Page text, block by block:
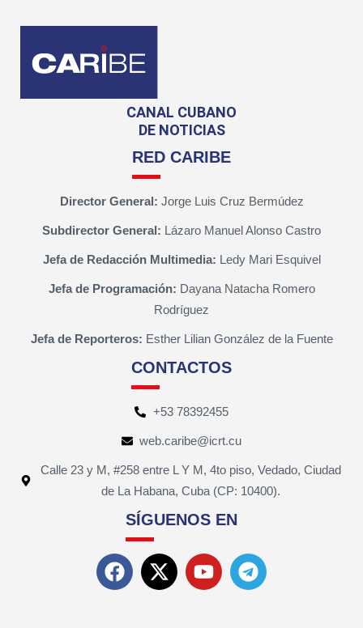
CANAL CUBANO
DE NOTICIAS
RED CARIBE
Director General: Jorge Luis Cruz Bermúdez
Subdirector General: Lázaro Manuel Alonso Castro
Jefa de Redacción Multimedia: Ledy Mari Esquivel
Jefa de Programación: Dayana Natacha Romero
Rodríguez
Jefa de Reporteros: Esther Lilian González de la Fuente
CONTACTOS
+53 78392455
web.caribe@icrt.cu
Calle 23 y M, #258 entre L Y M, 4to piso, Vedado, Ciudad
de La Habana, Cuba (CP: 10400).
SÍGUENOS EN